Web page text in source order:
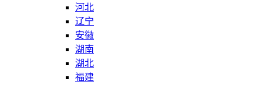
河北
辽宁
安徽
湖南
湖北
福建